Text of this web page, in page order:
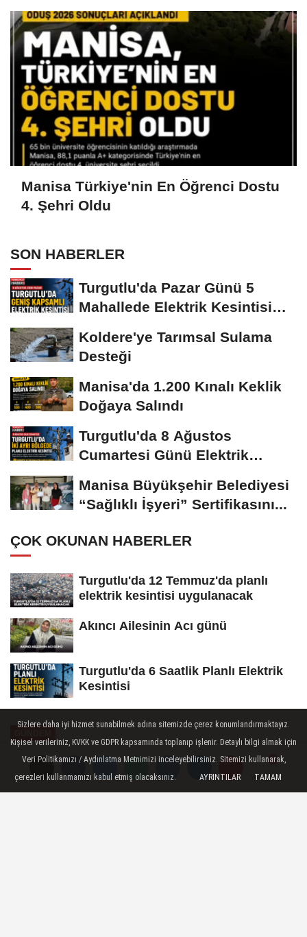
Yorumlar
Manisa Türkiye'nin En Öğrenci Dostu
4. Şehri Oldu
SON HABERLER
Turgutlu'da Pazar Günü 5
Mahallede Elektrik Kesintisi
Koldere'ye Tarımsal Sulama
Desteği
Manisa'da 1.200 Kınalı Keklik
Doğaya Salındı
Turgutlu'da 8 Ağustos
Cumartesi Günü Elektrik
Manisa Büyükşehir Belediyesi
“Sağlıklı İşyeri” Sertifikasını...
ÇOK OKUNAN HABERLER
Turgutlu'da 12 Temmuz'da planlı
elektrik kesintisi uygulanacak
Akıncı Ailesinin Acı günü
Turgutlu'da 6 Saatlik Planlı Elektrik
Kesintisi
Yayınlanma: 25 Haziran 2026 - 19:40
Turgutlu'daki Koku Şikayetlerinde
Yorumlar
Sizlere daha iyi hizmet sunabilmek adına sitemizde çerez konumlandırmaktayız.
Kişisel verileriniz, KVKK ve GDPR kapsamında toplanıp işlenir. Detaylı bilgi almak için
Veri Politikamızı / Aydınlatma Metnimizi inceleyebilirsiniz. Sitemizi kullanarak,
çerezleri kullanmamızı kabul etmiş olacaksınız.
AYRINTILAR TAMAM